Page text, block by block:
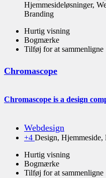
Hjemmesideløsninger,
Branding
Hurtig visning
Bogmærke
Tilføj for at sammenligne
Chromascope
Chromascope is a design
Webdesign
+4 Design,
Hurtig visning
Bogmærke
Tilføj for at sammenligne